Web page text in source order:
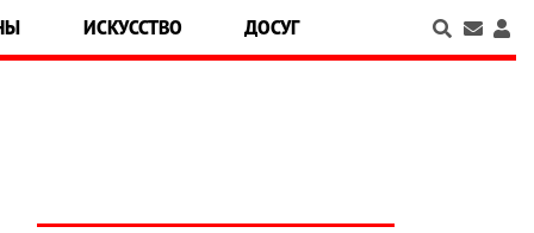
ИСКУССТВО ДОСУГ